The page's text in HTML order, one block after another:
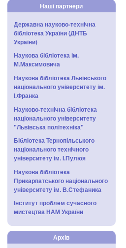
Наші партнери
Державна науково-технічна
бібліотека України (ДНТБ
України)
Наукова бібліотека ім.
М.Максимовича
Наукова бібліотека Львівського
національного університету ім.
І.Франка
Науково-технічна бібліотека
національного університету
"Львівська політехніка"
Бібліотека Тернопільського
національного технічного
університету ім. І.Пулюя
Наукова бібліотека
Прикарпатського національного
університету ім. В.Стефаника
Інститут проблем сучасного
мистецтва НАМ України
Архів